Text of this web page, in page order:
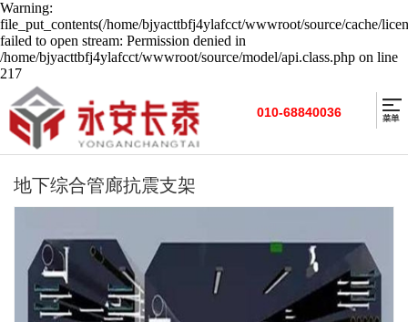
Warning:
file_put_contents(/home/bjyacttbfj4ylafcct/wwwroot/source/cache/
failed to open stream: Permission denied in
/home/bjyacttbfj4ylafcct/wwwroot/source/model/api.class.php on line
217
010-68840036
地下综合管廊抗震支架